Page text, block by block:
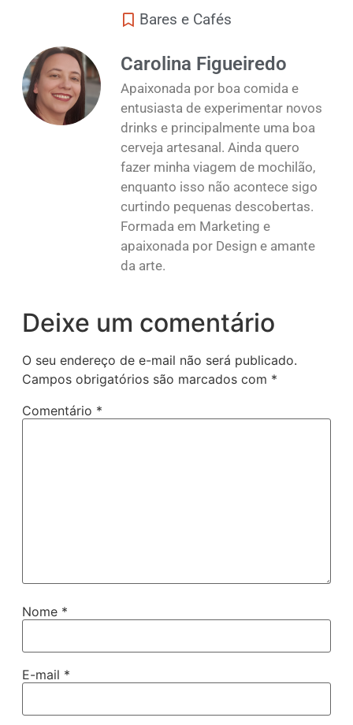
Bares e Cafés
Carolina Figueiredo
Apaixonada por boa comida e
entusiasta de experimentar novos
drinks e principalmente uma boa
cerveja artesanal. Ainda quero
fazer minha viagem de mochilão,
enquanto isso não acontece sigo
curtindo pequenas descobertas.
Formada em Marketing e
apaixonada por Design e amante
da arte.
Deixe um comentário
O seu endereço de e-mail não será publicado.
Campos obrigatórios são marcados com *
Comentário *
Nome *
E-mail *